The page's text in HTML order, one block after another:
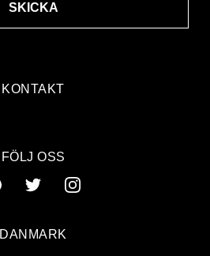
KONTAKT
SKICKA
FÖLJ OSS
DANMARK